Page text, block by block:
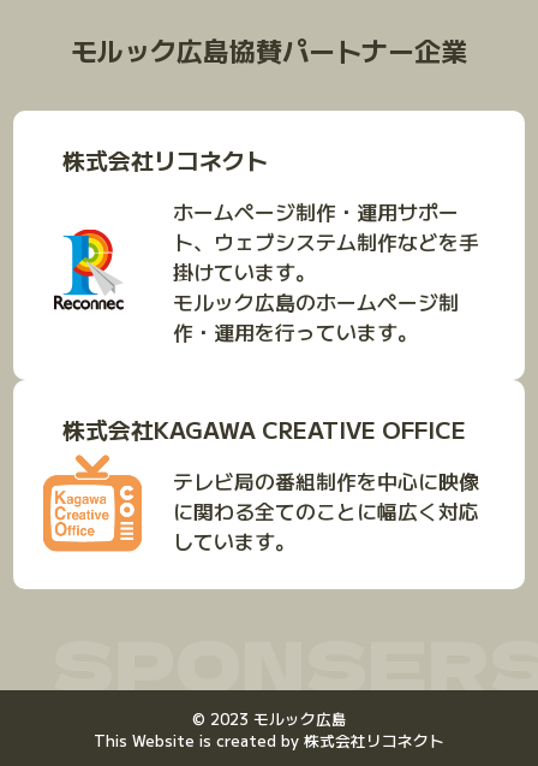
モルック広島協賛パートナー企業
株式会社リコネクト
ホームページ制作・運用サポー
ト、ウェブシステム制作などを手
掛けています。
モルック広島のホームページ制
作・運用を行っています。
株式会社KAGAWA CREATIVE OFFICE
テレビ局の番組制作を中心に映像
に関わる全てのことに幅広く対応
しています。
© 2023 モルック広島
This Website is created by 株式会社リコネクト